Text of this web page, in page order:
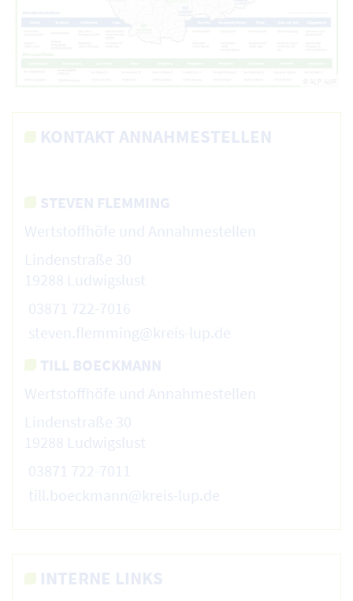
KONTAKT ANNAHMESTELLEN
STEVEN FLEMMING
Wertstoffhöfe und Annahmestellen
Lindenstraße 30
19288 Ludwigslust
03871 722-7016
steven.flemming@kreis-lup.de
TILL BOECKMANN
Wertstoffhöfe und Annahmestellen
Lindenstraße 30
19288 Ludwigslust
03871 722-7011
till.boeckmann@kreis-lup.de
INTERNE LINKS